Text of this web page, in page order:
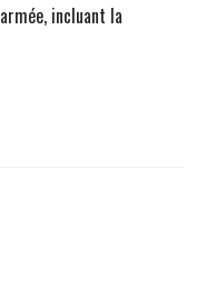
incluant la